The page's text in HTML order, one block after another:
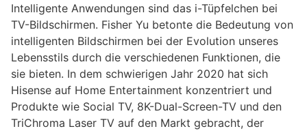
Intelligente Anwendungen sind das i-Tüpfelchen bei
TV-Bildschirmen. Fisher Yu betonte die Bedeutung von
intelligenten Bildschirmen bei der Evolution unseres
Lebensstils durch die verschiedenen Funktionen, die
sie bieten. In dem schwierigen Jahr 2020 hat sich
Hisense auf Home Entertainment konzentriert und
Produkte wie Social TV, 8K-Dual-Screen-TV und den
TriChroma Laser TV auf den Markt gebracht, der